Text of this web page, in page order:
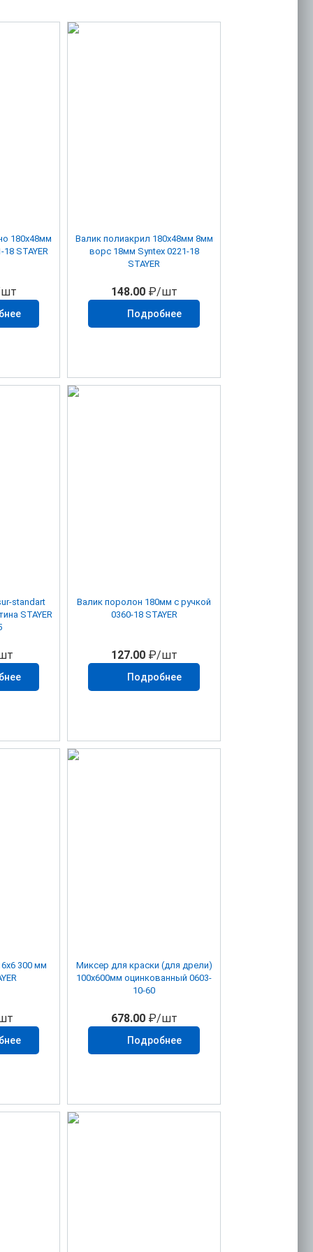
180х48мм
18 STAYER
Валик полиакрил 180х48мм 8мм
ворс 18мм Syntex 0221-18
STAYER
148.00₽/шт
Подробнее
standart
Валик поролон 180мм с ручкой
0360-18 STAYER
127.00₽/шт
Подробнее
мм
Миксер для краски (для дрели)
100х600мм оцинкованный 0603-
10-60
678.00₽/шт
Подробнее